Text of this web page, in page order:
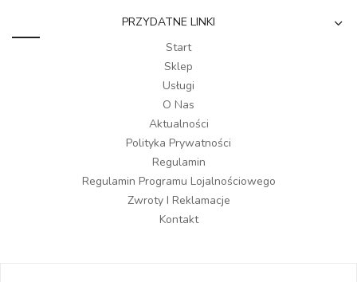
PRZYDATNE LINKI
Start
Sklep
Usługi
O Nas
Aktualności
Polityka Prywatności
Regulamin
Regulamin Programu Lojalnościowego
Zwroty I Reklamacje
Kontakt